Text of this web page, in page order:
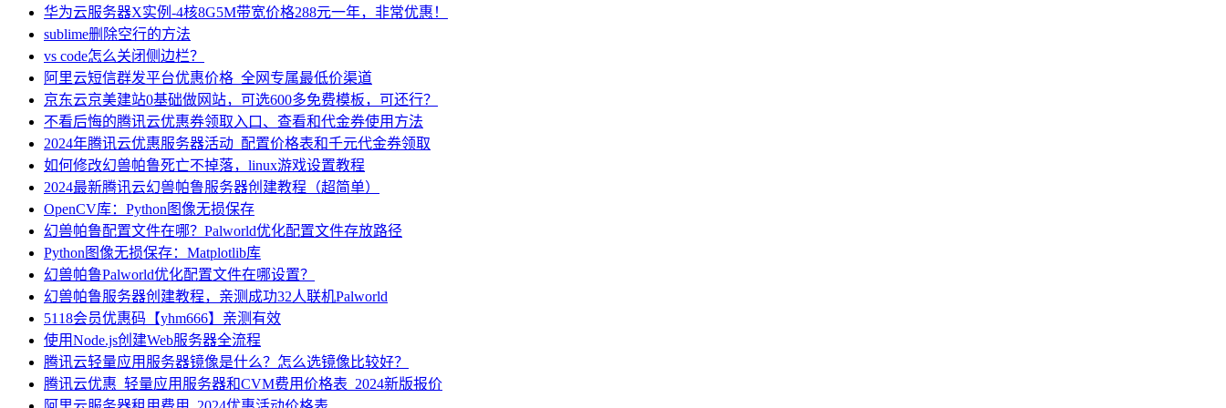
华为云服务器X实例-4核8G5M带宽价格288元一年，非常优惠！
sublime删除空行的方法
vs code怎么关闭侧边栏？
阿里云短信群发平台优惠价格_全网专属最低价渠道
京东云京美建站0基础做网站，可选600多免费模板，可还行？
不看后悔的腾讯云优惠券领取入口、查看和代金券使用方法
2024年腾讯云优惠服务器活动_配置价格表和千元代金券领取
如何修改幻兽帕鲁死亡不掉落，linux游戏设置教程
2024最新腾讯云幻兽帕鲁服务器创建教程（超简单）
OpenCV库：Python图像无损保存
幻兽帕鲁配置文件在哪？Palworld优化配置文件存放路径
Python图像无损保存：Matplotlib库
幻兽帕鲁Palworld优化配置文件在哪设置？
幻兽帕鲁服务器创建教程，亲测成功32人联机Palworld
5118会员优惠码【yhm666】亲测有效
使用Node.js创建Web服务器全流程
腾讯云轻量应用服务器镜像是什么？怎么选镜像比较好？
腾讯云优惠_轻量应用服务器和CVM费用价格表_2024新版报价